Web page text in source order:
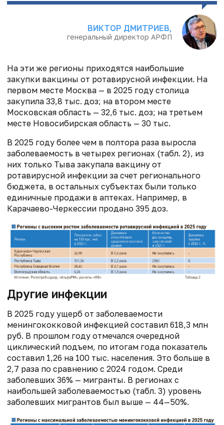
ВИКТОР ДМИТРИЕВ,
генеральный директор АРФП
На эти же регионы приходятся наибольшие
закупки вакцины от ротавирусной инфекции. На
первом месте Москва — в 2025 году столица
закупила 33,8 тыс. доз; на втором месте
Московская область — 32,6 тыс. доз; на третьем
месте Новосибирская область — 30 тыс.
В 2025 году более чем в полтора раза выросла
заболеваемость в четырех регионах (табл. 2), из
них только Тыва закупала вакцину от
ротавирусной инфекции за счет регионального
бюджета, в остальных субъектах были только
единичные продажи в аптеках. Например, в
Карачаево-Черкессии продано 395 доз.
Другие инфекции
В 2025 году ущерб от заболеваемости
менингококковой инфекцией составил 618,3 млн
руб. В прошлом году отмечался очередной
циклический подъем, по итогам года показатель
составил 1,26 на 100 тыс. населения. Это больше в
2,7 раза по сравнению с 2024 годом. Среди
заболевших 36% — мигранты. В регионах с
наибольшей заболеваемостью (табл. 3) уровень
заболевших мигрантов был выше — 44—50%.